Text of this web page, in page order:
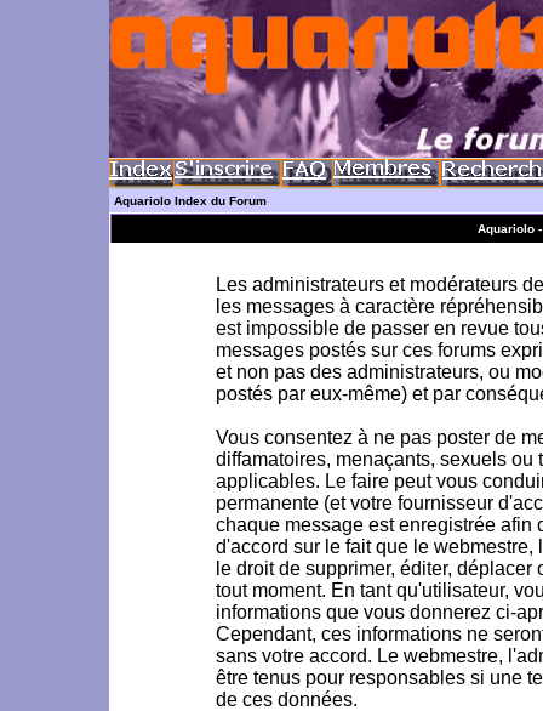
Aquariolo Index du Forum
Aquariolo
Les administrateurs et modérateurs
les messages à caractère
est impossible de passer en revue
messages postés sur ces forums
et non pas des administrateurs, ou
postés par eux-même) et par
Vous consentez à ne pas poster de
diffamatoires, menaçants, sexuels
applicables. Le faire peut vous
permanente (et votre fournisseur
chaque message est enregistrée afin
d'accord sur le fait que le
le droit de supprimer, éditer,
tout moment. En tant qu'utilisateur,
informations que vous donnerez ci-
Cependant, ces informations ne
sans votre accord. Le webmestre,
être tenus pour responsables si une
de ces données.